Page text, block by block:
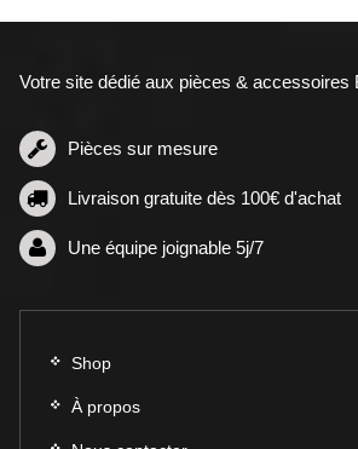
Votre site dédié aux pièces & accessoires
Pièces sur mesure
Livraison gratuite dès 100€ d'achat
Une équipe joignable 5j/7
Shop
À propos